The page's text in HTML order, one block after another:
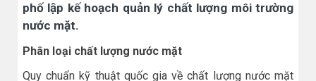
phố lập kế hoạch quản lý chất lượng môi trường
nước mặt.
Phân loại chất lượng nước mặt
Quy chuẩn kỹ thuật quốc gia về chất lượng nước mặt